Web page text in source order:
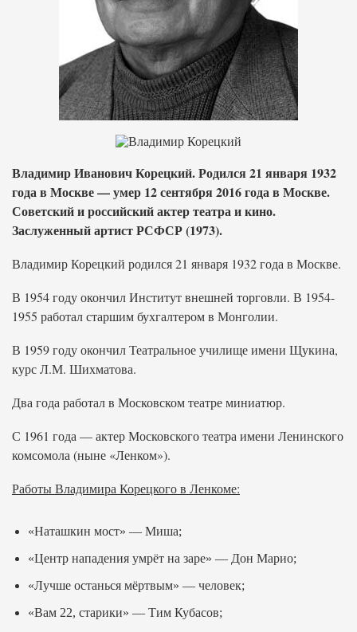
Владимир Иванович Корецкий. Родился 21 января 1932
года в Москве — умер 12 сентября 2016 года в Москве.
Советский и российский актер театра и кино.
Заслуженный артист РСФСР (1973).
Владимир Корецкий родился 21 января 1932 года в Москве.
В 1954 году окончил Институт внешней торговли. В 1954-
1955 работал старшим бухгалтером в Монголии.
В 1959 году окончил Театральное училище имени Щукина,
курс Л.М. Шихматова.
Два года работал в Московском театре миниатюр.
С 1961 года — актер Московского театра имени Ленинского
комсомола (ныне «Ленком»).
Работы Владимира Корецкого в Ленкоме:
«Наташкин мост» — Миша;
«Центр нападения умрёт на заре» — Дон Марио;
«Лучше останься мёртвым» — человек;
«Вам 22, старики» — Тим Кубасов;